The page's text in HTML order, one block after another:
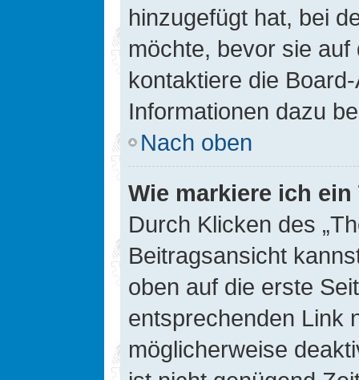
hinzugefügt hat, bei
möchte, bevor sie
kontaktiere die
Informationen dazu
Nach oben
Wie markiere ich
Durch Klicken des
Beitragsansicht
oben auf die erste
entsprechenden Link
möglicherweise